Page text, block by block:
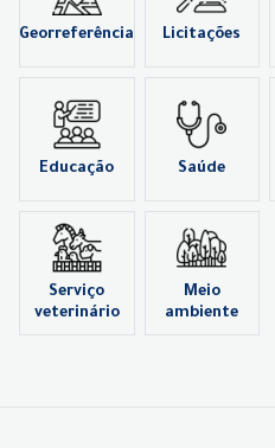
Georreferência Licitações
Educação Saúde
Serviço
veterinário
Meio
ambiente